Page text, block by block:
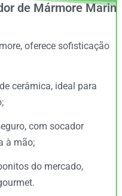
de Mármore Marin
oferece sofisticação
cerâmica, ideal para
com socador
à mão;
do mercado,